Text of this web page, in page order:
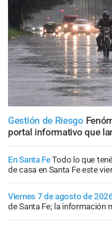
Gestión de Riesgo
portal informativo que
En Santa FeTodo lo que
de casa en Santa Fe este
Viernes 7 de agosto de
de Santa Fe; la información